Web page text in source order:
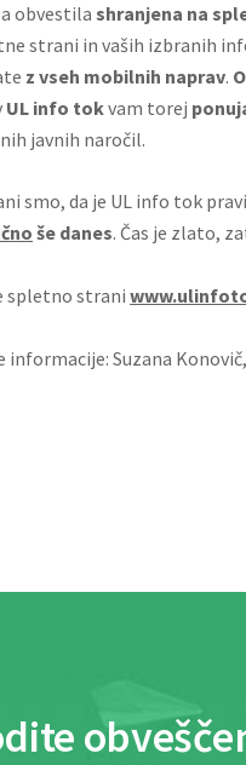
obvestilashranjena na
strani in vaših izbranih
z vseh mobilnih naprav.
UL info tokvam torej
javnih naročil.
smo, da je UL info tok
še danes. Čas je zlato,
spletno strani
informacije: Suzana Konovič,